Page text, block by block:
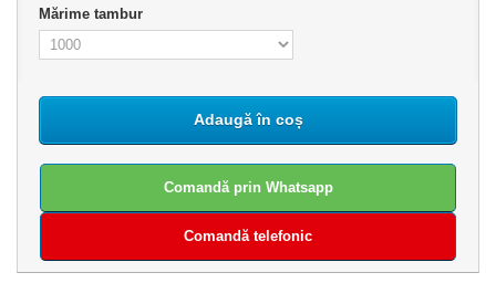
Mărime tambur
Adaugă în coș
Comandă prin Whatsapp
Comandă telefonic